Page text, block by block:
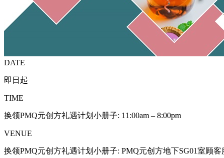
DATE
即日起
TIME
换领PMQ元创方礼遇计划小册子: 11:00am – 8:00pm
VENUE
换领PMQ元创方礼遇计划小册子: PMQ元创方地下SG01室顾客